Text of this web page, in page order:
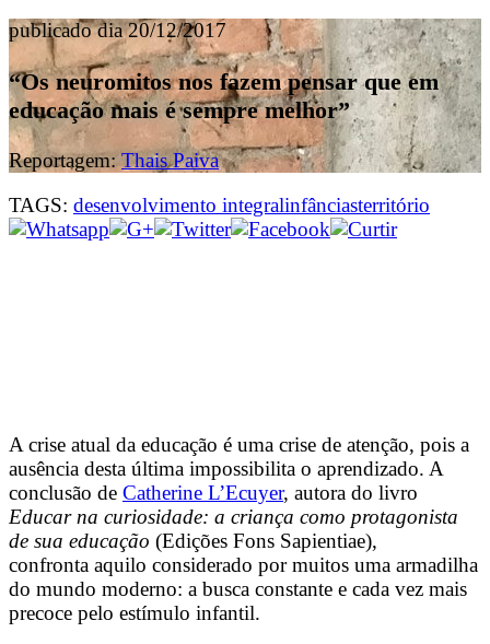
publicado dia 20/12/2017
“Os neuromitos nos fazem pensar que em
educação mais é sempre melhor”
Reportagem:Thais Paiva
TAGS: desenvolvimento integralinfânciasterritório
A crise atual da educação é uma crise de atenção, pois a
ausência desta última impossibilita o aprendizado. A
conclusão de Catherine L’Ecuyer, autora do livro
Educar na curiosidade: a criança como protagonista
de sua educação (Edições Fons Sapientiae),
confronta aquilo considerado por muitos uma armadilha
do mundo moderno: a busca constante e cada vez mais
precoce pelo estímulo infantil.